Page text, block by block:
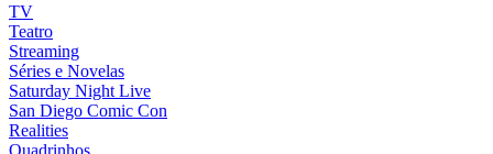
TV
Teatro
Streaming
Séries e Novelas
Saturday Night Live
San Diego Comic Con
Realities
Quadrinhos